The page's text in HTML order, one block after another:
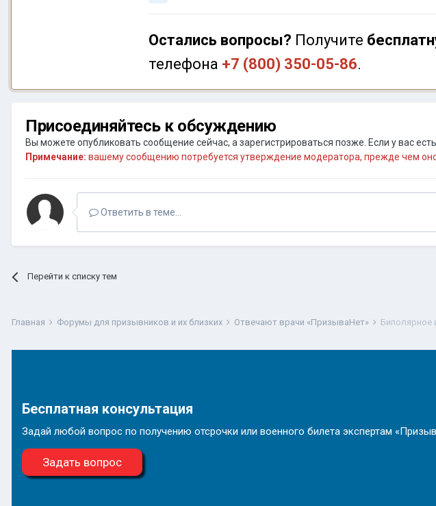
Остались вопросы? Получите
телефона +7 (800) 350-05-86.
Присоединяйтесь к обсуждению
Вы можете опубликовать сообщение сейчас, а зарегистрироваться позже. Если у вас
Примечание: вашему сообщению потребуется утверждение модератора, прежде чем
Ответить в теме...
Перейти к списку тем
Главная Форумы для призывников и их близких Отвечают врачи «ПризываНет» Биполярное
Бесплатная консультация
Задай любой вопрос по получению отсрочки или военного билета экспертам
Задать вопрос